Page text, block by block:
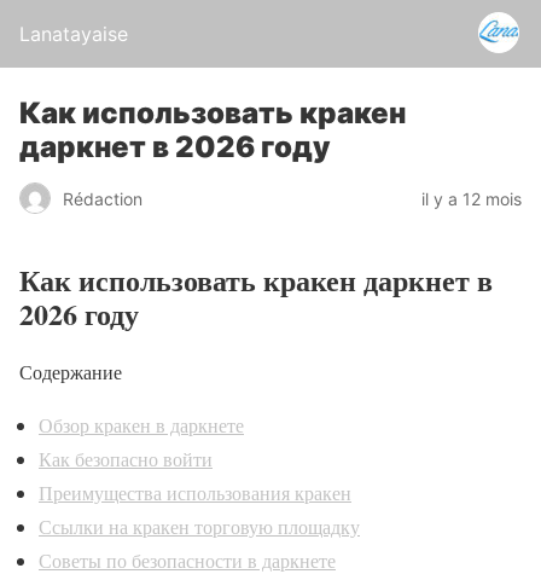
Lanatayaise
Как использовать кракен
даркнет в 2026 году
Rédaction il y a 12 mois
Как использовать кракен даркнет в
2026 году
Содержание
Обзор кракен в даркнете
Как безопасно войти
Преимущества использования кракен
Ссылки на кракен торговую площадку
Советы по безопасности в даркнете